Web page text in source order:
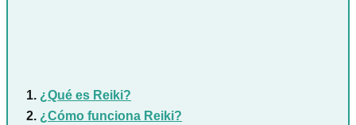
¿Qué es Reiki?
¿Cómo funciona Reiki?